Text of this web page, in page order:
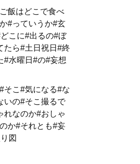
飯はどこで食べ
#っていうか#玄
こに#出るの#ぼ
たら#土日祝日#終
#水曜日#の#妄想
そこ#気になる#な
いの#そこ撮るで
れなのか#おしゃ
か#それとも#妄
図